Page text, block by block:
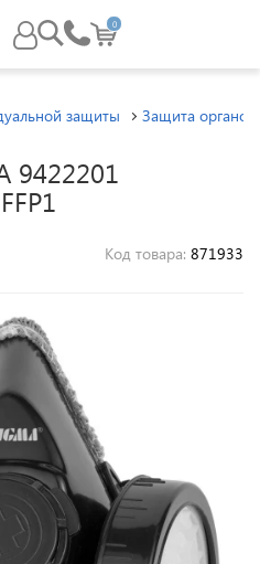
0
защиты Защита
9422201
Код товара: 871933